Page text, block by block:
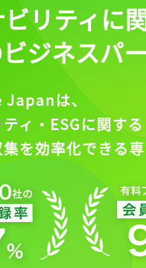
リティに
ジネスパ
は、
ィ・ESGに関する
を効率化できる